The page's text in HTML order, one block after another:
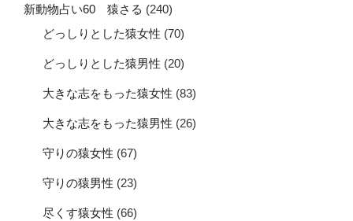
新動物占い60 猿さる (240)
どっしりとした猿女性 (70)
どっしりとした猿男性 (20)
大きな志をもった猿女性 (83)
大きな志をもった猿男性 (26)
守りの猿女性 (67)
守りの猿男性 (23)
尽くす猿女性 (66)